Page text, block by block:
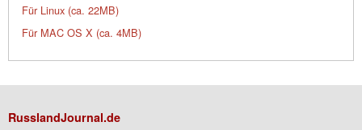
Für Linux (ca. 22MB)
Für MAC OS X (ca. 4MB)
RusslandJournal.de